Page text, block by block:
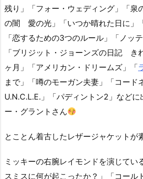
残り」「フォー・ウェディング」「泉
の闇 愛の光」「いつか晴れた日に」
「恋するための3つのルール」「ノッ
「ブリジット・ジョーンズの日記 き
ヶ月」「アメリカン・ドリームズ」「
まで」「噂のモーガン夫妻」「コード
U.N.C.L.E.」「パディントン2」などに
ー・グラントさん
とことん着古したレザージャケットが
ミッキーの右腕レイモンドを演じてい
スミスに何が起こったか？」「コール